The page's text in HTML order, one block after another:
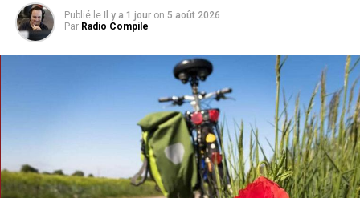
Publié le Il y a 1 jour on 5 août 2026
Par Radio Compile